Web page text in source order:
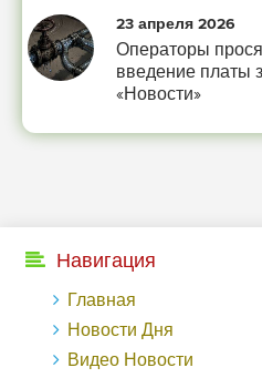
23 апреля 2026
Операторы
введение платы
«Новости»
Навигация
Главная
Новости Дня
Видео Новости